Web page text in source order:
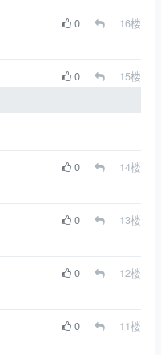
0 16楼
0 15楼
0 14楼
0 13楼
0 12楼
0 11楼